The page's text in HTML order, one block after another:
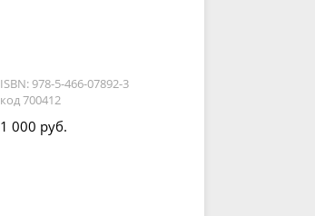
ISBN: 978-5-466-07892-3
код 700412
1 000 руб.